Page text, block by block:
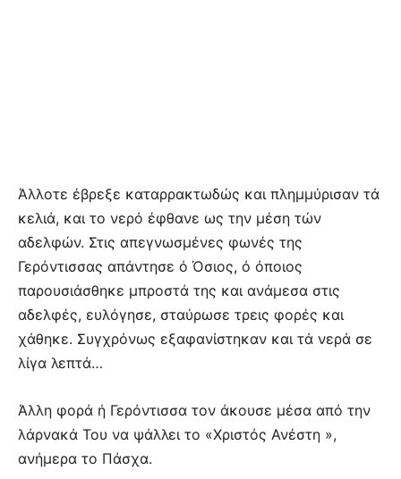
Άλλοτε έβρεξε καταρρακτωδώς και πλημμύρισαν τά
κελιά, και το νερό έφθανε ως την μέση τών
αδελφών. Στις απεγνωσμένες φωνές της
Γερόντισσας απάντησε ό Όσιος, ό όποιος
παρουσιάσθηκε μπροστά της και ανάμεσα στις
αδελφές, ευλόγησε, σταύρωσε τρεις φορές και
χάθηκε. Συγχρόνως εξαφανίστηκαν και τά νερά σε
λίγα λεπτά…
Άλλη φορά ή Γερόντισσα τον άκουσε μέσα από την
λάρνακά Του να ψάλλει το «Χριστός Ανέστη »,
ανήμερα το Πάσχα.